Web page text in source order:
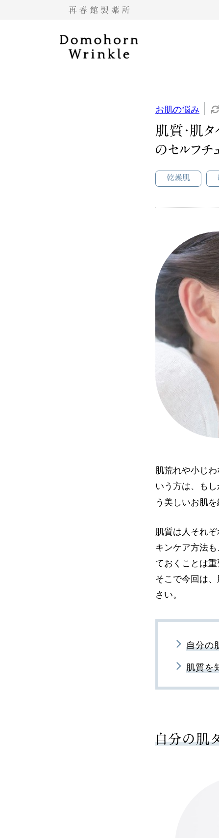
お肌の悩み
肌質・肌タ
のセルフチ
乾燥肌
肌荒れや小じ
いう方は、も
う美しいお肌
肌質は人それ
キンケア方法
ておくことは重
そこで今回は
さい。
自分の
肌質を
自分の肌